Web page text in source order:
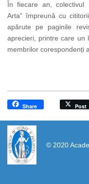
În fiecare an, colectivul
Arta” împreună cu
apărute pe paginile
aprecieri, printre care un
membrilor corespondenți
Share Post
© 2020
https://propletenie.ru/